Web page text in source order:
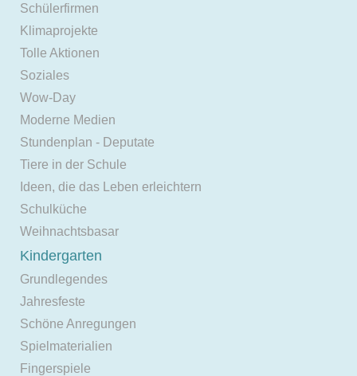
Schülerfirmen
Klimaprojekte
Tolle Aktionen
Soziales
Wow-Day
Moderne Medien
Stundenplan - Deputate
Tiere in der Schule
Ideen, die das Leben erleichtern
Schulküche
Weihnachtsbasar
Kindergarten
Grundlegendes
Jahresfeste
Schöne Anregungen
Spielmaterialien
Fingerspiele